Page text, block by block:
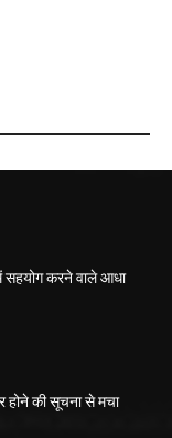
सहयोग करने वाले आधा
होने की सूचना से मचा